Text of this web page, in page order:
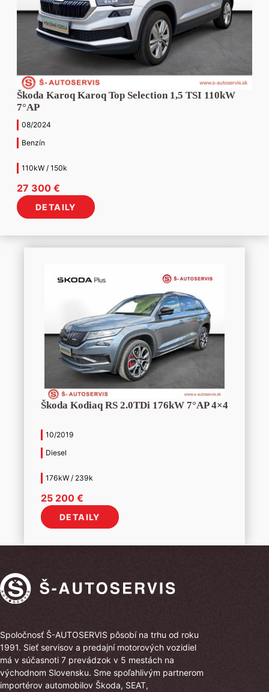
Škoda Karoq Karoq Top Selection 1,5 TSI 110kW
7°AP
08/2024
Benzín
110kW / 150k
27 300 €
DETAILY
Škoda Kodiaq RS 2.0TDi 176kW 7°AP 4×4
10/2019
Diesel
176kW / 239k
25 200 €
DETAILY
Spoločnosť Š-AUTOSERVIS pôsobí na trhu od roku
1991. Sieť servisov a predajní motorových vozidiel
má v súčasnoti 7 prevádzok v 5 mestách na
východnom Slovensku. Sme spoľahlivým partnerom
importérov automobilov Škoda, SEAT,